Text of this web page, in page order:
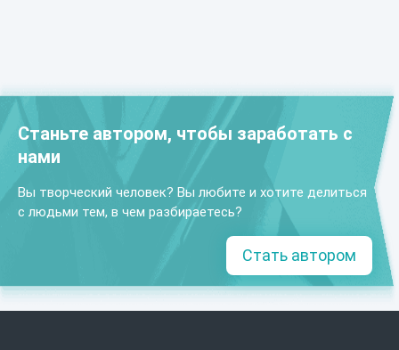
Станьте автором, чтобы заработать с
нами
Вы творческий человек? Вы любите и хотите делиться
с людьми тем, в чем разбираетесь?
Стать автором